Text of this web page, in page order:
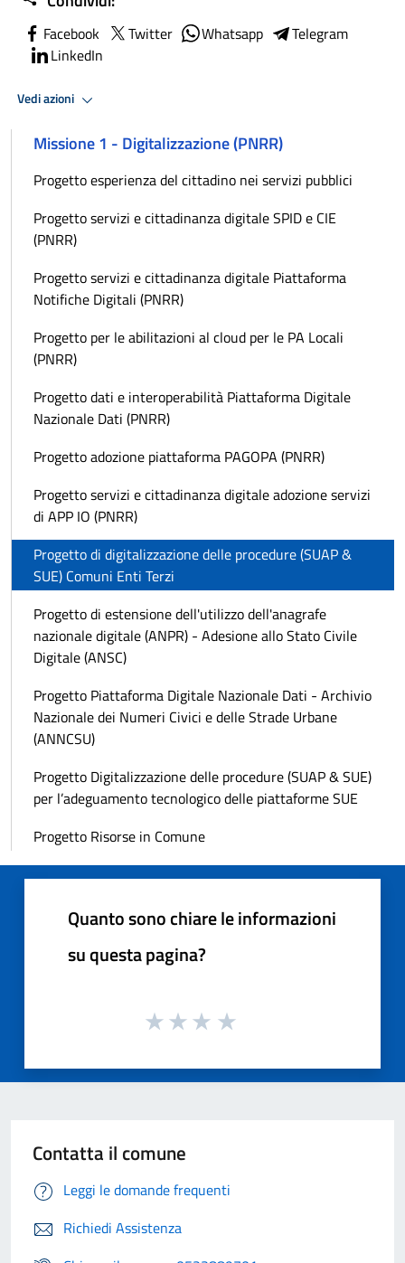
Facebook Twitter Whatsapp
Telegram
LinkedIn
Vedi azioni
Missione 1 - Digitalizzazione (PNRR)
Progetto esperienza del cittadino nei servizi pubblici
Progetto servizi e cittadinanza digitale SPID e CIE
(PNRR)
Progetto servizi e cittadinanza digitale Piattaforma
Notifiche Digitali (PNRR)
Progetto per le abilitazioni al cloud per le PA Locali
(PNRR)
Progetto dati e interoperabilità Piattaforma Digitale
Nazionale Dati (PNRR)
Progetto adozione piattaforma PAGOPA (PNRR)
Progetto servizi e cittadinanza digitale adozione servizi
di APP IO (PNRR)
Progetto di digitalizzazione delle procedure (SUAP &
SUE) Comuni Enti Terzi
Progetto di estensione dell'utilizzo dell'anagrafe
nazionale digitale (ANPR) - Adesione allo Stato Civile
Digitale (ANSC)
Progetto Piattaforma Digitale Nazionale Dati - Archivio
Nazionale dei Numeri Civici e delle Strade Urbane
(ANNCSU)
Progetto Digitalizzazione delle procedure (SUAP & SUE)
per l’adeguamento tecnologico delle piattaforme SUE
Progetto Risorse in Comune
Quanto sono chiare le informazioni
su questa pagina?
Contatta il comune
Leggi le domande frequenti
Richiedi Assistenza